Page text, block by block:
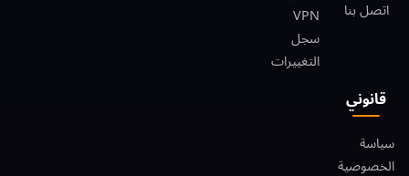
اتصل بنا
VPN
سجل
التغييرات
قانوني
سياسة
الخصوصية